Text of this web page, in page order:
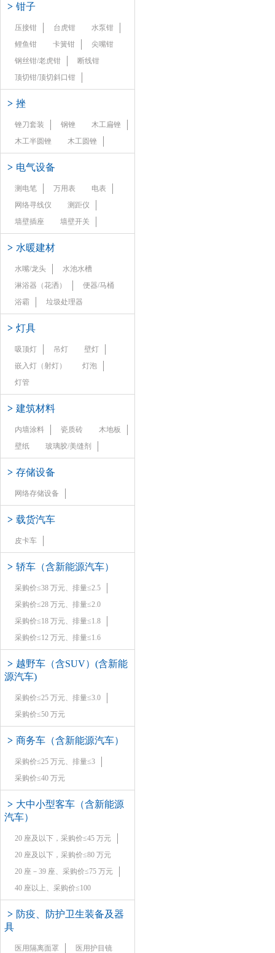
> 钳子
压接钳 台虎钳
水泵钳
鲤鱼钳
卡簧钳
尖嘴钳
钢丝钳/老虎钳
断线钳
顶切钳/顶切斜口钳
> 挫
锉刀套装 钢锉
木工扁锉
木工半圆锉
木工圆锉
> 电气设备
测电笔 万用表
电表
网络寻线仪
测距仪
墙壁插座
墙壁开关
> 水暖建材
水嘴/龙头
水池水槽
淋浴器（花洒）
便器/马桶
浴霸
垃圾处理器
> 灯具
吸顶灯 吊灯
壁灯
嵌入灯（射灯）
灯泡
灯管
> 建筑材料
内墙涂料 瓷质砖
木地板
壁纸
玻璃胶/美缝剂
> 存储设备
网络存储设备
> 载货汽车
皮卡车
> 轿车（含新能源汽车）
采购价≤38 万元、排量≤2.5
采购价≤28 万元、排量≤2.0
采购价≤18 万元、排量≤1.8
采购价≤12 万元、排量≤1.6
> 越野车（含SUV）(含新能
源汽车)
采购价≤25 万元、排量≤3.0
采购价≤50 万元
> 商务车（含新能源汽车）
采购价≤25 万元、排量≤3
采购价≤40 万元
> 大中小型客车（含新能源
汽车）
20 座及以下，采购价≤45 万元
20 座及以下，采购价≤80 万元
20 座－39 座、采购价≤75 万元
40 座以上、采购价≤100
> 防疫、防护卫生装备及器
具
医用隔离面罩
医用护目镜